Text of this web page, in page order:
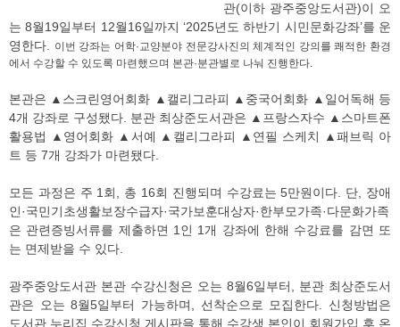
관(이하 광주중앙도서관)이 오
는 8월19일부터 12월16일까지 ‘2025년도 하반기 시민문화강좌’를 운
영한다. 이번 강좌는 어학·교양분야 전문강사진의 체계적인 강의를 쾌적한 환경
에서 수강할 수 있도록 마련했으며 본관·분관별로 나눠 진행한다.
본관은 ▲스크린영어회화 ▲캘리그라피 ▲중국어회화 ▲일어독해 등
4개 강좌로 구성됐다. 분관 최상준도서관은 ▲프랑스자수 ▲스마트폰
활용법 ▲영어회화 ▲서예 ▲캘리그라피 ▲연필 스케치 ▲패브릭 아
트 등 7개 강좌가 마련됐다.
모든 과정은 주 1회, 총 16회 진행되며 수강료는 5만원이다. 단, 장애
인·국민기초생활보장수급자·국가보훈대상자·한부모가족·다문화가족
은 관련증빙서류를 제출하면 1인 1개 강좌에 한해 수강료를 감면 또
는 면제받을 수 있다.
광주중앙도서관 본관 수강신청은 오는 8월6일부터, 분관 최상준도서
관은 오는 8월5일부터 가능하며, 선착순으로 모집한다. 신청방법은
도서관 누리집 수강신청 게시판을 통해 수강생 본인이 회원가입 후 온